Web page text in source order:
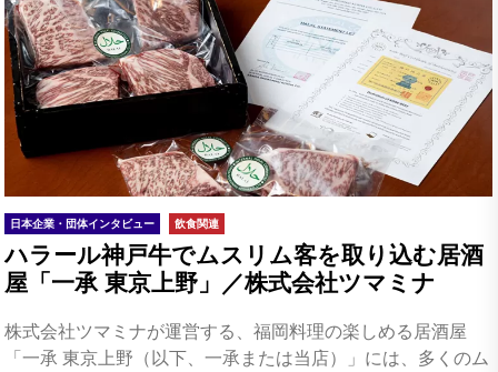
日本企業・団体インタビュー 飲食関連
ハラール神戸牛でムスリム客を取り込む居酒
屋「一承 東京上野」／株式会社ツマミナ
株式会社ツマミナが運営する、福岡料理の楽しめる居酒屋
「一承 東京上野（以下、一承または当店）」には、多くのム